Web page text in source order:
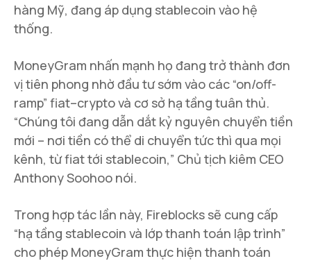
hàng Mỹ, đang áp dụng stablecoin vào hệ
thống.
MoneyGram nhấn mạnh họ đang trở thành đơn
vị tiên phong nhờ đầu tư sớm vào các “on/off-
ramp” fiat–crypto và cơ sở hạ tầng tuân thủ.
“Chúng tôi đang dẫn dắt kỷ nguyên chuyển tiền
mới – nơi tiền có thể di chuyển tức thì qua mọi
kênh, từ fiat tới stablecoin,” Chủ tịch kiêm CEO
Anthony Soohoo nói.
Trong hợp tác lần này, Fireblocks sẽ cung cấp
“hạ tầng stablecoin và lớp thanh toán lập trình”
cho phép MoneyGram thực hiện thanh toán